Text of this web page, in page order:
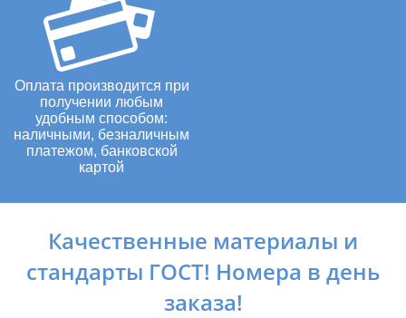
Оплата производится при
получении любым
удобным способом:
наличными, безналичным
платежом, банковской
картой
Качественные материалы и
стандарты ГОСТ! Номера в день
заказа!